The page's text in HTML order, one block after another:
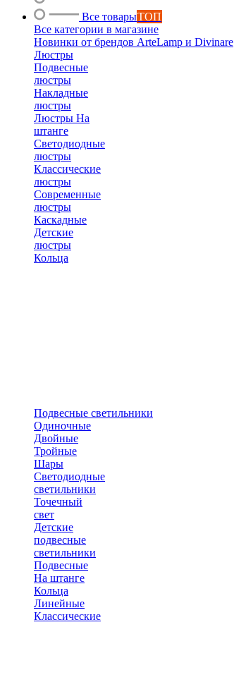
Все товарыТОП
Все категории в магазине
Новинки от брендов ArteLamp и Divinare
Люстры
Подвесные
люстры
Накладные
люстры
Люстры На
штанге
Светодиодные
люстры
Классические
люстры
Современные
люстры
Каскадные
Детские
люстры
Кольца
Подвесные светильники
Одиночные
Двойные
Тройные
Шары
Светодиодные
светильники
Точечный
свет
Детские
подвесные
светильники
Подвесные
На штанге
Кольца
Линейные
Классические